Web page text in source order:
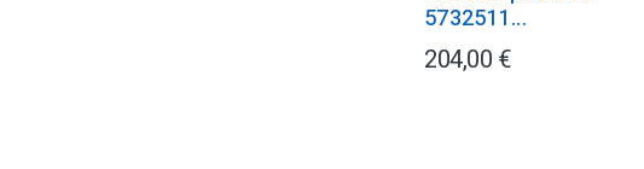
5732511...
204,00 €